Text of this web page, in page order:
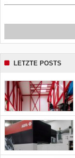
LETZTE POSTS